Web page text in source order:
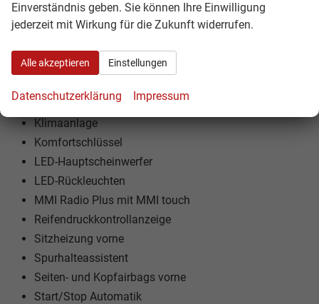
Fahrprofilauswahl
Fahrzeugstatusbericht
Anfahrassistent
Gepäckraumbeleuchtung
Klimaanlage
Komfortschlüssel
LED-Hauptscheinwerfer
LED-Rückleuchten
MMI Radio Plus mit MMI touch
Reifendruckkontrollanzeige
Sitzheizung vorne
Spurhalteassistent
Seiten- und Kopfairbags vorne
Start/Stop Automatik
Einverständnis geben. Sie können Ihre Einwilligung
jederzeit mit Wirkung für die Zukunft widerrufen.
Alle akzeptieren Einstellungen
Datenschutzerklärung Impressum